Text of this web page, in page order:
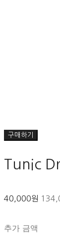
구매하기
Tunic
40,000원
추가 금액